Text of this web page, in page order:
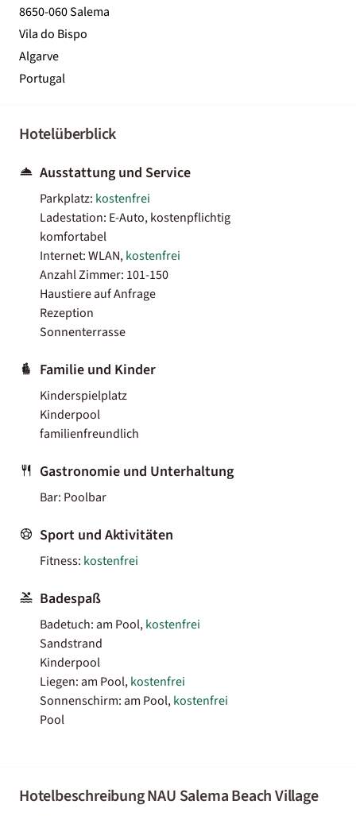
8650-060 Salema
Vila do Bispo
Algarve
Portugal
Hotelüberblick
Ausstattung und Service
Parkplatz: kostenfrei
Ladestation: E-Auto, kostenpflichtig
komfortabel
Internet: WLAN,kostenfrei
Anzahl Zimmer: 101-150
Haustiere auf Anfrage
Rezeption
Sonnenterrasse
Familie und Kinder
Kinderspielplatz
Kinderpool
familienfreundlich
Gastronomie und Unterhaltung
Bar: Poolbar
Sport und Aktivitäten
Fitness: kostenfrei
Badespaß
Badetuch: am Pool,kostenfrei
Sandstrand
Kinderpool
Liegen: am Pool,kostenfrei
Sonnenschirm: am Pool,kostenfrei
Pool
Hotelbeschreibung NAU Salema Beach Village